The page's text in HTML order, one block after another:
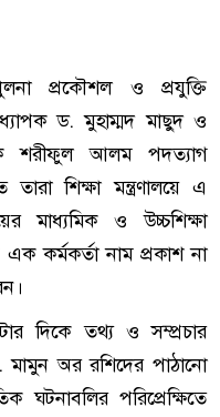
প্রকৌশল ও প্রযুক্তি
ড. মুহাম্মদ মাছুদ ও
শরীফুল আলম পদত্যাগ
শিক্ষা মন্ত্রণালয়ে এ
মাধ্যমিক ও উচ্চশিক্ষা
কর্মকর্তা নাম প্রকাশ না
দিকে তথ্য ও সম্প্রচার
মামুন অর রশিদের পাঠানো
ঘটনাবলির পরিপ্রেক্ষিতে